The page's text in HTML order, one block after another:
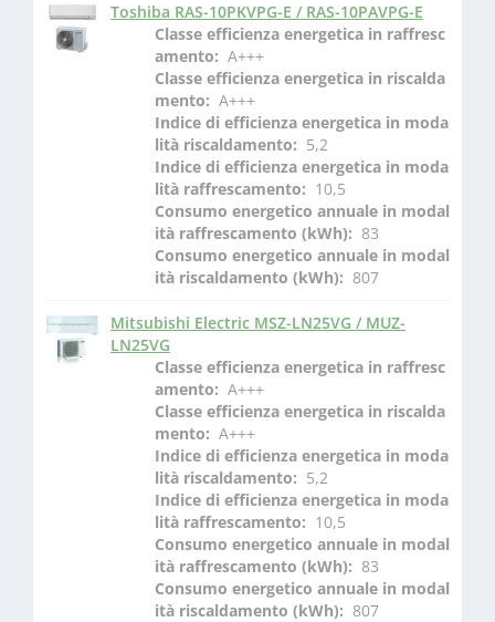
Toshiba RAS-10PKVPG-E / RAS-10PAVPG-E
Classe efficienza energetica in raffresc
amento: A+++
Classe efficienza energetica in riscalda
mento: A+++
Indice di efficienza energetica in moda
lità riscaldamento: 5,2
Indice di efficienza energetica in moda
lità raffrescamento: 10,5
Consumo energetico annuale in modal
ità raffrescamento (kWh): 83
Consumo energetico annuale in modal
ità riscaldamento (kWh): 807
Mitsubishi Electric MSZ-LN25VG / MUZ-
LN25VG
Classe efficienza energetica in raffresc
amento: A+++
Classe efficienza energetica in riscalda
mento: A+++
Indice di efficienza energetica in moda
lità riscaldamento: 5,2
Indice di efficienza energetica in moda
lità raffrescamento: 10,5
Consumo energetico annuale in modal
ità raffrescamento (kWh): 83
Consumo energetico annuale in modal
ità riscaldamento (kWh): 807